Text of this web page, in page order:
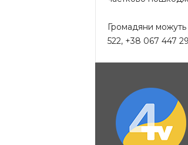
Громадяни можуть
522, +38 067 447